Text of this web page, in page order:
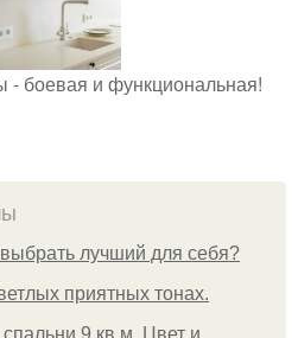
- боевая и функциональная!
лучший для себя?
приятных тонах.